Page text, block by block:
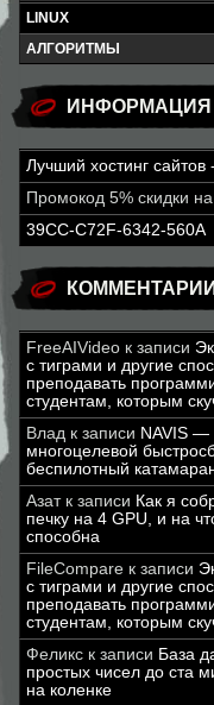
LINUX
АЛГОРИТМЫ
ИНФОРМАЦИЯ
Лучший хостинг сайтов
Промокод 5% скидки на
39CC-C72F-6342-560A
КОММЕНТАРИИ
FreeAIVideo к записи
с тиграми и другие
преподавать
студентам, которым
Влад к записи NAVIS —
многоцелевой
беспилотный
Азатк записи Как я
печку на 4 GPU, и на
способна
FileCompare к записи
с тиграми и другие
преподавать
студентам, которым
Феликс к записи База
простых чисел до ста
на коленке